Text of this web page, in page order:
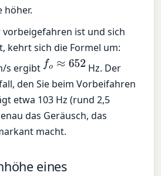
höher.
vorbeigefahren ist und sich
kehrt sich die Formel um:
s ergibt fo≈652
Hz. Der
den Sie beim Vorbeifahren
etwa 103 Hz (rund 2,5
das Geräusch, das
macht.
eines